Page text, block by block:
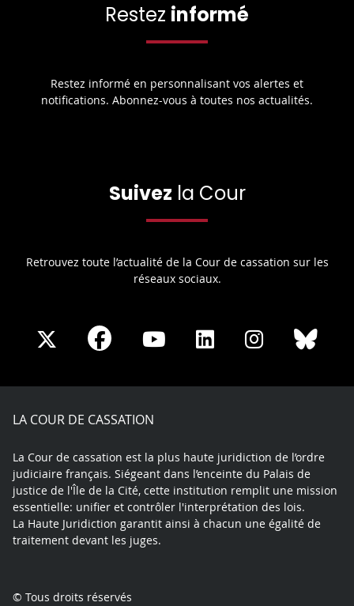
Restez informé
Restez informé en personnalisant vos alertes et
notifications. Abonnez-vous à toutes nos actualités.
Suivez la Cour
Retrouvez toute l’actualité de la Cour de cassation sur les
réseaux sociaux.
Share
X
Share
Facebook
Share
Youtube
Share
LinkedIn
Share
Instagram
LA COUR DE CASSATION
La Cour de cassation est la plus haute juridiction de l’ordre
judiciaire français. Siégeant dans l’enceinte du Palais de
justice de l'Île de la Cité, cette institution remplit une mission
essentielle: unifier et contrôler l'interprétation des lois.
La Haute Juridiction garantit ainsi à chacun une égalité de
traitement devant les juges.
© Tous droits réservés